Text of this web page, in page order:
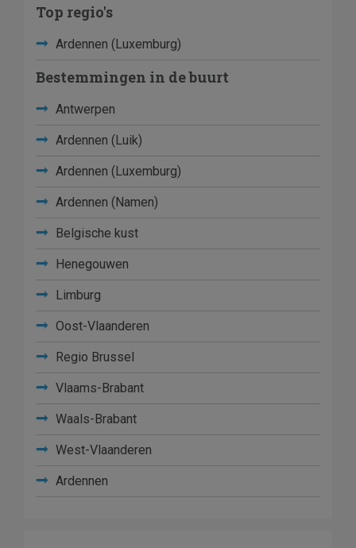
Top regio's
Ardennen (Luxemburg)
Bestemmingen in de buurt
Antwerpen
Ardennen (Luik)
Ardennen (Luxemburg)
Ardennen (Namen)
Belgische kust
Henegouwen
Limburg
Oost-Vlaanderen
Regio Brussel
Vlaams-Brabant
Waals-Brabant
West-Vlaanderen
Ardennen